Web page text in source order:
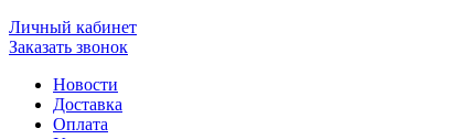
Личный кабинет
Заказать звонок
Новости
Доставка
Оплата